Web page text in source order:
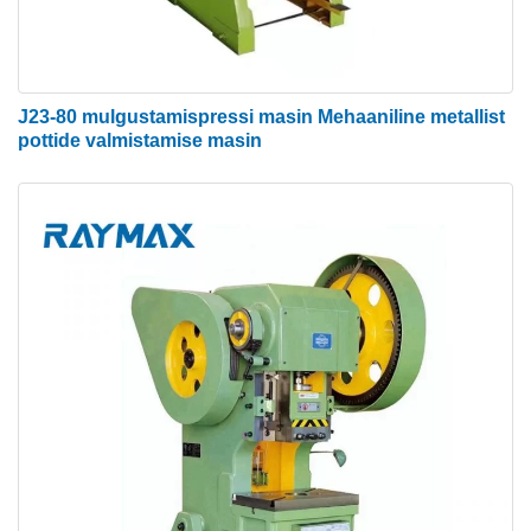
● Stabiilne kõrge täpsus
● Usaldusväärne ja ohutu töö
● Automatiseeritud tootmine, tööjõusäästlik, kõrge
efektiivsusega
● Paremad vormimis- ja joonistamisvõimalused
● Parem väiksemate jooksude jaoks.
● Sulgemiskõrguse kõikumine ei mõjuta
rakendatavat jõudu
Hüdraulilise stantsimismasina
rakendused
Müüdavat lehtmetalli stantsimismasinat kasutatakse
laialdaselt elektroonika, side, arvutite,
J23-80 mulgustamispressi masin Mehaaniline metallist
pottide valmistamise masin